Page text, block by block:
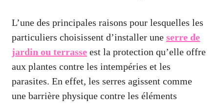
L’une des principales raisons pour lesquelles les
particuliers choisissent d’installer une serre de
jardin ou terrasse est la protection qu’elle offre
aux plantes contre les intempéries et les
parasites. En effet, les serres agissent comme
une barrière physique contre les éléments